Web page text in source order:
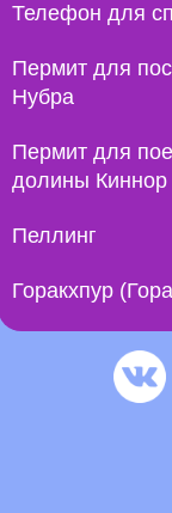
Телефон для
Пермит для
Нубра
Пермит для
долины Киннор
Пеллинг
Горакхпур